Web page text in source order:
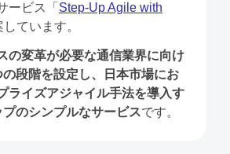
ービス「 Step-Up Agile with
しています。
の変革が必要な通信業界に向け
段階を設定し、日本市場にお
ライズアジャイル手法を導入す
のシンプルなサービスです。